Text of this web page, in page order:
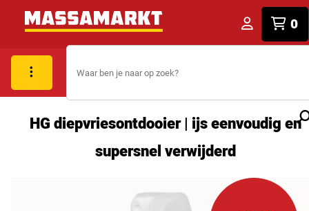
0
HG diepvriesontdooier | ijs eenvoudig en
supersnel verwijderd